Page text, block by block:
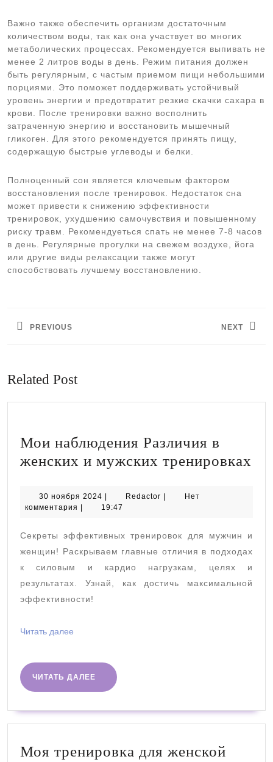
Важно также обеспечить организм достаточным
количеством воды, так как она участвует во многих
метаболических процессах. Рекомендуется выпивать не
менее 2 литров воды в день. Режим питания должен
быть регулярным, с частым приемом пищи небольшими
порциями. Это поможет поддерживать устойчивый
уровень энергии и предотвратит резкие скачки сахара в
крови. После тренировки важно восполнить
затраченную энергию и восстановить мышечный
гликоген. Для этого рекомендуется принять пищу,
содержащую быстрые углеводы и белки.
Полноценный сон является ключевым фактором
восстановления после тренировок. Недостаток сна
может привести к снижению эффективности
тренировок, ухудшению самочувствия и повышенному
риску травм. Рекомендуеться спать не менее 7-8 часов
в день. Регулярные прогулки на свежем воздухе, йога
или другие виды релаксации также могут
способствовать лучшему восстановлению.
записям
PREVIOUS NEXT
Related Post
Мои наблюдения Различия в
женских и мужских тренировках
и
30 ноября 2024 30
ноября
Redactor Redactor
Нет
комментария
19:47
Секреты эффективных тренировок для мужчин и
женщин! Раскрываем главные отличия в подходах
к силовым и кардио нагрузкам, целях и
результатах. Узнай, как достичь максимальной
эффективности!
Читать далее
ЧИТАТЬ ДАЛЕЕ
ЧИТАТЬ
ДАЛЕЕ
Моя тренировка для женской